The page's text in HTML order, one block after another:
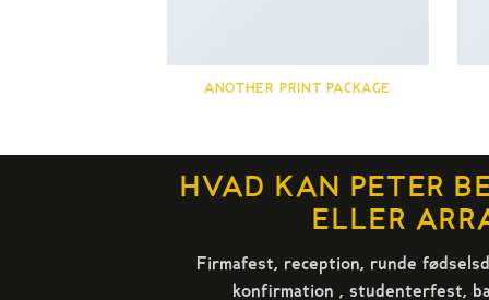
ANOTHER PRINT PACKAGE
HVAD KAN PETER
ELLER
Firmafest, reception, runde
konfirmation , studenterfest,